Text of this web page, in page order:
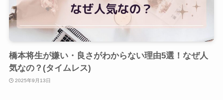
橋本将生が嫌い・良さがわからない理由5選！なぜ人
気なの？(タイムレス)
2025年9月13日